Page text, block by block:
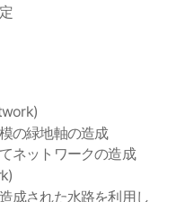
の緑地軸の造成
ネットワークの造成
成された水路を利用し